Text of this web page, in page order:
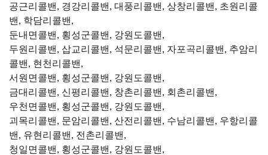
공근리콜밴, 경강리콜밴, 대풍리콜밴, 상창리콜밴, 초원리콜
밴, 학담리콜밴,
둔내면콜밴, 횡성군콜밴, 강원도콜밴,
두원리콜밴, 삽교리콜밴, 석문리콜밴, 자포곡리콜밴, 추암리
콜밴, 현천리콜밴,
서원면콜밴, 횡성군콜밴, 강원도콜밴,
금대리콜밴, 신평리콜밴, 창촌리콜밴, 회촌리콜밴,
우천면콜밴, 횡성군콜밴, 강원도콜밴,
괴목리콜밴, 문암리콜밴, 산전리콜밴, 수남리콜밴, 우항리콜
밴, 유현리콜밴, 전촌리콜밴,
청일면콜밴, 횡성군콜밴, 강원도콜밴,